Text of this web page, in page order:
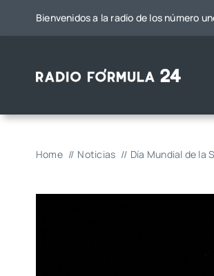
Bienvenidos a la radio de los número
Home Noticias Día Mundial de la